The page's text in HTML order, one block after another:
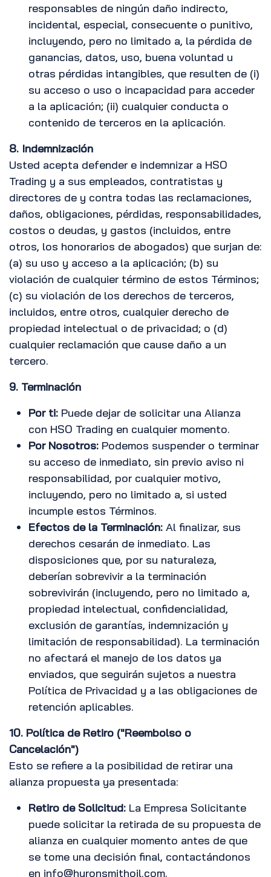
responsables de ningún daño indirecto,
incidental, especial, consecuente o punitivo,
incluyendo, pero no limitado a, la pérdida de
ganancias, datos, uso, buena voluntad u
otras pérdidas intangibles, que resulten de (i)
su acceso o uso o incapacidad para acceder
a la aplicación; (ii) cualquier conducta o
contenido de terceros en la aplicación.
8. Indemnización
Usted acepta defender e indemnizar a HSO
Trading y a sus empleados, contratistas y
directores de y contra todas las reclamaciones,
daños, obligaciones, pérdidas, responsabilidades,
costos o deudas, y gastos (incluidos, entre
otros, los honorarios de abogados) que surjan de:
(a) su uso y acceso a la aplicación; (b) su
violación de cualquier término de estos Términos;
(c) su violación de los derechos de terceros,
incluidos, entre otros, cualquier derecho de
propiedad intelectual o de privacidad; o (d)
cualquier reclamación que cause daño a un
tercero.
9. Terminación
Por ti: Puede dejar de solicitar una Alianza
con HSO Trading en cualquier momento.
Por Nosotros: Podemos suspender o terminar
su acceso de inmediato, sin previo aviso ni
responsabilidad, por cualquier motivo,
incluyendo, pero no limitado a, si usted
incumple estos Términos.
Efectos de la Terminación: Al finalizar, sus
derechos cesarán de inmediato. Las
disposiciones que, por su naturaleza,
deberían sobrevivir a la terminación
sobrevivirán (incluyendo, pero no limitado a,
propiedad intelectual, confidencialidad,
exclusión de garantías, indemnización y
limitación de responsabilidad). La terminación
no afectará el manejo de los datos ya
enviados, que seguirán sujetos a nuestra
Política de Privacidad y a las obligaciones de
retención aplicables.
10. Política de Retiro ("Reembolso o
Cancelación")
Esto se refiere a la posibilidad de retirar una
alianza propuesta ya presentada:
Retiro de Solicitud: La Empresa Solicitante
puede solicitar la retirada de su propuesta de
alianza en cualquier momento antes de que
se tome una decisión final, contactándonos
en info@huronsmithoil.com.